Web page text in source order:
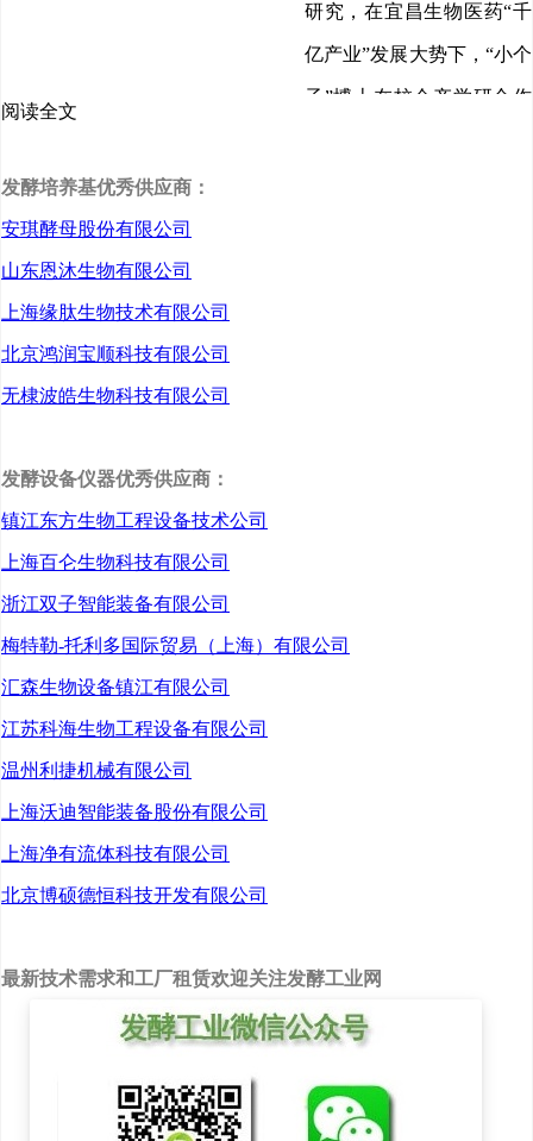
研究，在宜昌生物医药“千
亿产业”发展大势下，“小个
子”博士在校企产学研合作
一一个A类科技创新团队。
阅读全文
发酵培养基优秀供应商：
安琪酵母股份有限公司
山东恩沐生物有限公司
上海缘肽生物技术有限公司
北京鸿润宝顺科技有限公司
无棣波皓生物科技有限公司
发酵设备仪器优秀供应商：
镇江东方生物工程设备技术公司
上海百仑生物科技有限公司
浙江双子智能装备有限公司
梅特勒-托利多国际贸易（上海）有限公司
汇森生物设备镇江有限公司
江苏科海生物工程设备有限公司
温州利捷机械有限公司
上海沃迪智能装备股份有限公司
上海净有流体科技有限公司
北京博硕德恒科技开发有限公司
最新技术需求和工厂租赁欢迎关注发酵工业网